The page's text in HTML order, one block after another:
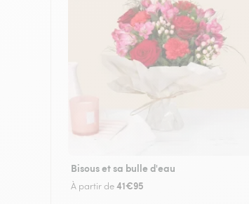
Bisous et sa bulle d'eau
À partir de41€95